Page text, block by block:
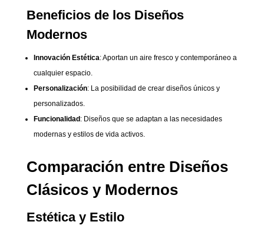
Beneficios de los Diseños
Modernos
Innovación Estética: Aportan un aire fresco y contemporáneo a
cualquier espacio.
Personalización: La posibilidad de crear diseños únicos y
personalizados.
Funcionalidad: Diseños que se adaptan a las necesidades
modernas y estilos de vida activos.
Comparación entre Diseños
Clásicos y Modernos
Estética y Estilo